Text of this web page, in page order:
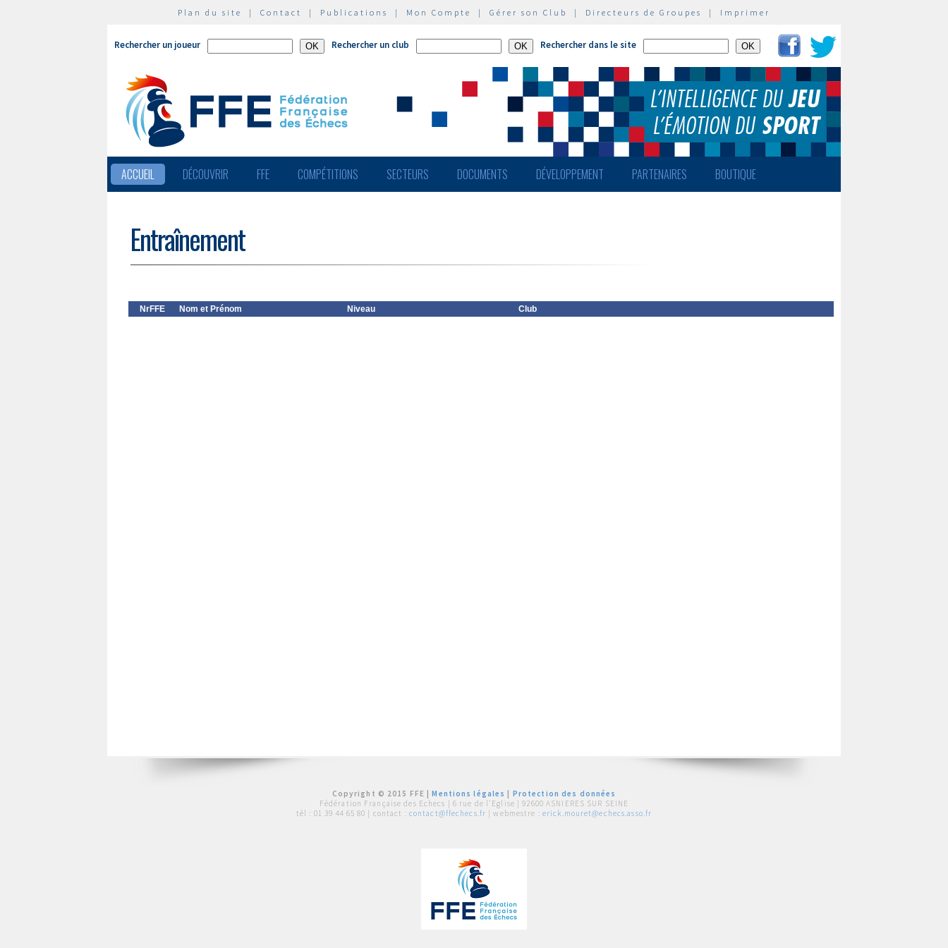
Plan du site | Contact | Publications | Mon Compte | Gérer son Club | Directeurs de Groupes | Imprimer
Rechercher un joueur Rechercher un club Rechercher dans le site
ACCUEIL DÉCOUVRIR FFE COMPÉTITIONS SECTEURS DOCUMENTS DÉVELOPPEMENT PARTENAIRES BOUTIQUE
Entraînement
NrFFE Nom et Prénom Niveau Club
Copyright © 2015 FFE |Mentions légales
Protection des données
Fédération Française des Echecs | 6 rue de l'Eglise | 92600 ASNIERES SUR SEINE
tél : 01 39 44 65 80 | contact : contact@ffechecs.fr | webmestre : erick.mouret@echecs.asso.fr